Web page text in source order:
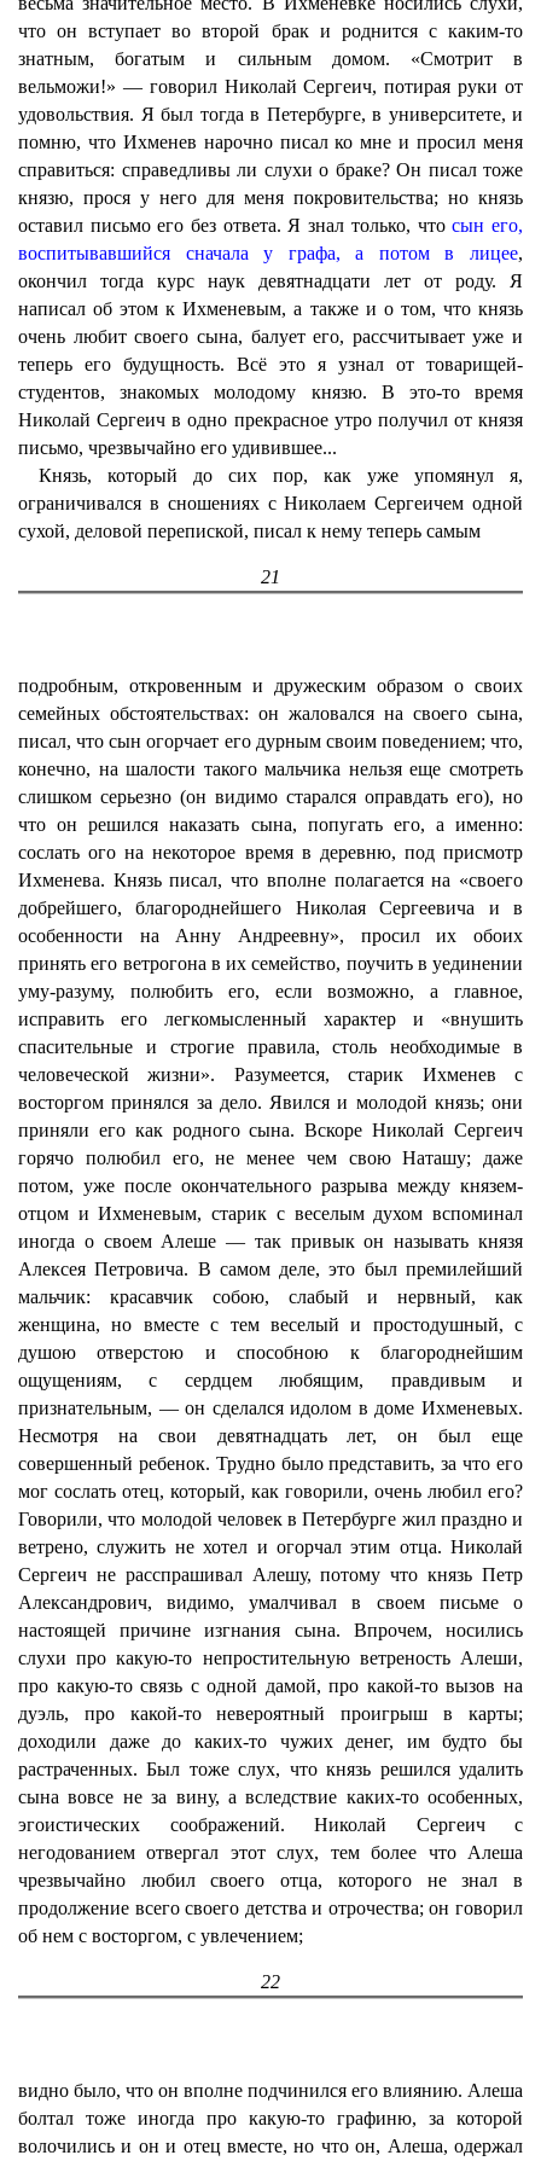
что он вступает во второй брак и роднится с каким-то
знатным, богатым и сильным домом. «Смотрит в
вельможи!» — говорил Николай Сергеич, потирая руки от
удовольствия. Я был тогда в Петербурге, в университете, и
помню, что Ихменев нарочно писал ко мне и просил меня
справиться: справедливы ли слухи о браке? Он писал тоже
князю, прося у него для меня покровительства; но князь
оставил письмо его без ответа. Я знал только, чтосын его,
воспитывавшийся сначала у графа, а потом в лицее,
окончил тогда курс наук девятнадцати лет от роду. Я
написал об этом к Ихменевым, а также и о том, что князь
очень любит своего сына, балует его, рассчитывает уже и
теперь его будущность. Всё это я узнал от товарищей-
студентов, знакомых молодому князю. В это-то время
Николай Сергеич в одно прекрасное утро получил от князя
письмо, чрезвычайно его удивившее...
Князь, который до сих пор, как уже упомянул я,
ограничивался в сношениях с Николаем Сергеичем одной
сухой, деловой перепиской, писал к нему теперь самым
21
подробным, откровенным и дружеским образом о своих
семейных обстоятельствах: он жаловался на своего сына,
писал, что сын огорчает его дурным своим поведением; что,
конечно, на шалости такого мальчика нельзя еще смотреть
слишком серьезно (он видимо старался оправдать его), но
что он решился наказать сына, попугать его, а именно:
сослать ого на некоторое время в деревню, под присмотр
Ихменева. Князь писал, что вполне полагается на «своего
добрейшего, благороднейшего Николая Сергеевича и в
особенности на Анну Андреевну», просил их обоих
принять его ветрогона в их семейство, поучить в уединении
уму-разуму, полюбить его, если возможно, а главное,
исправить его легкомысленный характер и «внушить
спасительные и строгие правила, столь необходимые в
человеческой жизни». Разумеется, старик Ихменев с
восторгом принялся за дело. Явился и молодой князь; они
приняли его как родного сына. Вскоре Николай Сергеич
горячо полюбил его, не менее чем свою Наташу; даже
потом, уже после окончательного разрыва между князем-
отцом и Ихменевым, старик с веселым духом вспоминал
иногда о своем Алеше — так привык он называть князя
Алексея Петровича. В самом деле, это был премилейший
мальчик: красавчик собою, слабый и нервный, как
женщина, но вместе с тем веселый и простодушный, с
душою отверстою и способною к благороднейшим
ощущениям, с сердцем любящим, правдивым и
признательным, — он сделался идолом в доме Ихменевых.
Несмотря на свои девятнадцать лет, он был еще
совершенный ребенок. Трудно было представить, за что его
мог сослать отец, который, как говорили, очень любил его?
Говорили, что молодой человек в Петербурге жил праздно и
ветрено, служить не хотел и огорчал этим отца. Николай
Сергеич не расспрашивал Алешу, потому что князь Петр
Александрович, видимо, умалчивал в своем письме о
настоящей причине изгнания сына. Впрочем, носились
слухи про какую-то непростительную ветреность Алеши,
про какую-то связь с одной дамой, про какой-то вызов на
дуэль, про какой-то невероятный проигрыш в карты;
доходили даже до каких-то чужих денег, им будто бы
растраченных. Был тоже слух, что князь решился удалить
сына вовсе не за вину, а вследствие каких-то особенных,
эгоистических соображений. Николай Сергеич с
негодованием отвергал этот слух, тем более что Алеша
чрезвычайно любил своего отца, которого не знал в
продолжение всего своего детства и отрочества; он говорил
об нем с восторгом, с увлечением;
22
видно было, что он вполне подчинился его влиянию. Алеша
болтал тоже иногда про какую-то графиню, за которой
волочились и он и отец вместе, но что он, Алеша, одержал